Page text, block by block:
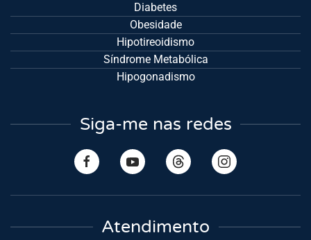
Diabetes
Obesidade
Hipotireoidismo
Síndrome Metabólica
Hipogonadismo
Siga-me nas redes
Atendimento